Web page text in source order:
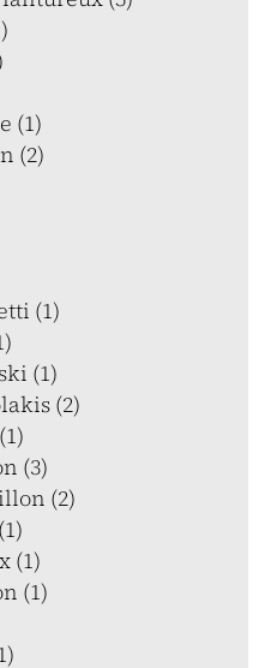
(1)
(2)
(1)
(1)
(2)
(3)
(2)
(1)
(1)